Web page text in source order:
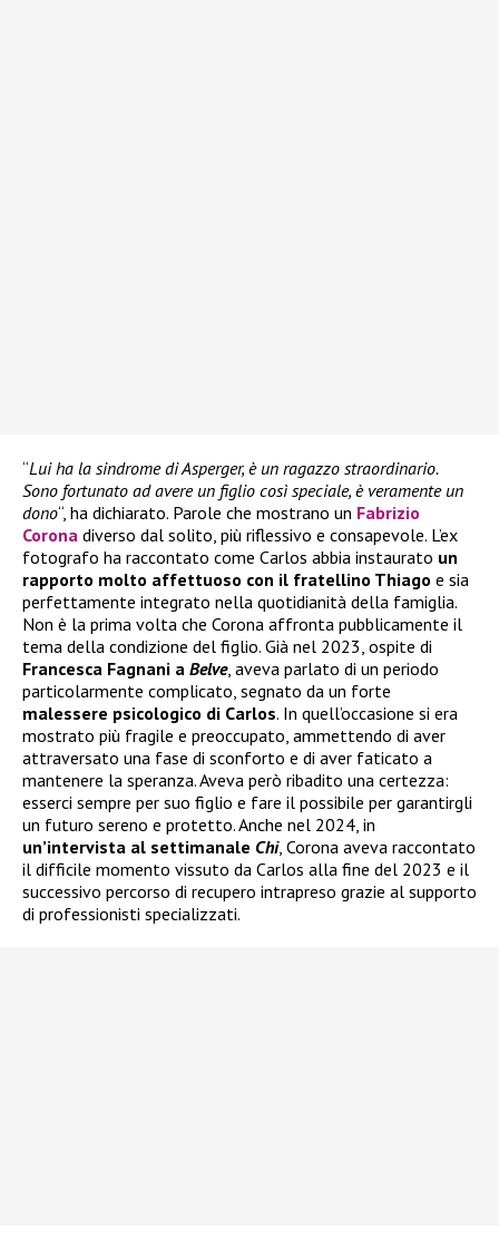
“Lui ha la sindrome di Asperger, è un ragazzo straordinario.
Sono fortunato ad avere un figlio così speciale, è veramente un
dono“, ha dichiarato. Parole che mostrano un Fabrizio
Corona diverso dal solito, più riflessivo e consapevole. L’ex
fotografo ha raccontato come Carlos abbia instaurato un
rapporto molto affettuoso con il fratellino Thiago e sia
perfettamente integrato nella quotidianità della famiglia.
Non è la prima volta che Corona affronta pubblicamente il
tema della condizione del figlio. Già nel 2023, ospite di
Francesca Fagnani a Belve, aveva parlato di un periodo
particolarmente complicato, segnato da un forte
malessere psicologico di Carlos. In quell’occasione si era
mostrato più fragile e preoccupato, ammettendo di aver
attraversato una fase di sconforto e di aver faticato a
mantenere la speranza. Aveva però ribadito una certezza:
esserci sempre per suo figlio e fare il possibile per garantirgli
un futuro sereno e protetto. Anche nel 2024, in
un’intervista al settimanale Chi, Corona aveva raccontato
il difficile momento vissuto da Carlos alla fine del 2023 e il
successivo percorso di recupero intrapreso grazie al supporto
di professionisti specializzati.